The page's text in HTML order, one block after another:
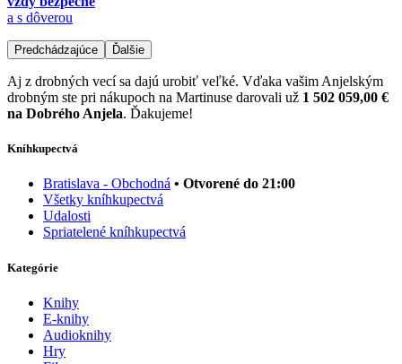
a s dôverou
Predchádzajúce Ďalšie
Aj z drobných vecí sa dajú urobiť veľké. Vďaka vašim Anjelským
drobným ste pri nákupoch na Martinuse darovali už 1 502 059,00 €
na Dobrého Anjela. Ďakujeme!
Kníhkupectvá
Bratislava - Obchodná • Otvorené do 21:00
Všetky kníhkupectvá
Udalosti
Spriatelené kníhkupectvá
Kategórie
Knihy
E-knihy
Audioknihy
Hry